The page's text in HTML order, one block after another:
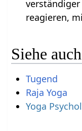
reagieren,
Siehe auch
Tugend
Raja Yoga
Yoga